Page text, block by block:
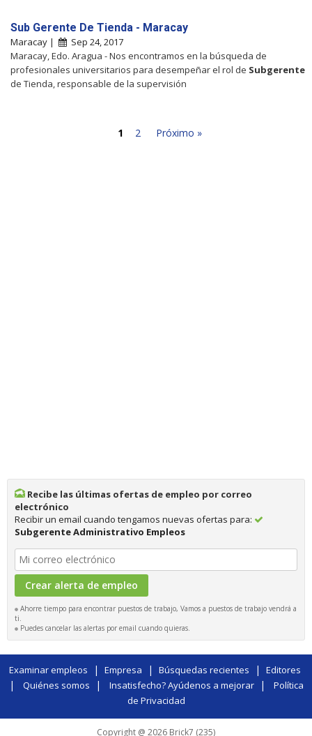
Sub Gerente De Tienda - Maracay
Maracay |
Sep 24, 2017
Maracay, Edo. Aragua - Nos encontramos en la búsqueda de
profesionales universitarios para desempeñar el rol de Subgerente
de Tienda, responsable de la supervisión
1 2 Próximo »
Recibe las últimas ofertas de empleo por correo
electrónico
Recibir un email cuando tengamos nuevas ofertas para:
Subgerente Administrativo Empleos
Ahorre tiempo para encontrar puestos de trabajo, Vamos a puestos de trabajo vendrá a
ti.
Puedes cancelar las alertas por email cuando quieras.
Examinar empleos | Empresa | Búsquedas recientes | Editores
| Quiénes somos | Insatisfecho? Ayúdenos a mejorar|
Política
de Privacidad
Copyright @ 2026 Brick7 (235)